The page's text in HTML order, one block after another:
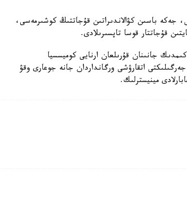
جەكە باسىن كۋالاندىراتىن قۇجاتتىڭ كوشىرمەسى،
قۇجاتتار قوسا تاپسىرىلادى.
جانىنان قۇرىلعان ارنايى كوميسسيا
جەرگىلىكتى اتقارۋشى ورگانداردان جانە جوعارى وقۋ
مينيسترلىك.